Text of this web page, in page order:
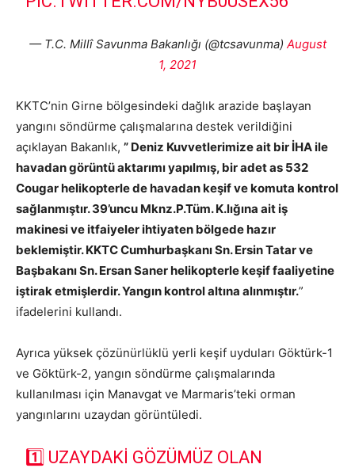
— T.C. Millî Savunma Bakanlığı (@tcsavunma) August
1, 2021
KKTC’nin Girne bölgesindeki dağlık arazide başlayan
yangını söndürme çalışmalarına destek verildiğini
açıklayan Bakanlık, ” Deniz Kuvvetlerimize ait bir İHA ile
havadan görüntü aktarımı yapılmış, bir adet as 532
Cougar helikopterle de havadan keşif ve komuta kontrol
sağlanmıştır. 39’uncu Mknz.P.Tüm. K.lığına ait iş
makinesi ve itfaiyeler ihtiyaten bölgede hazır
beklemiştir. KKTC Cumhurbaşkanı Sn. Ersin Tatar ve
Başbakanı Sn. Ersan Saner helikopterle keşif faaliyetine
iştirak etmişlerdir. Yangın kontrol altına alınmıştır.”
ifadelerini kullandı.
Ayrıca yüksek çözünürlüklü yerli keşif uyduları Göktürk-1
ve Göktürk-2, yangın söndürme çalışmalarında
kullanılması için Manavgat ve Marmaris’teki orman
yangınlarını uzaydan görüntüledi.
1️⃣ UZAYDAKI GÖZÜMÜZ OLAN